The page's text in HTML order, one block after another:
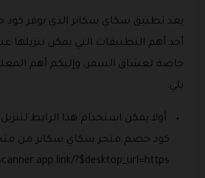
يعد تطبيق سكاي سكانر الذي يوفر
أحد أهم التطبيقات التي يمكن تنزيلها
خاصة لعشاق السفر، وإليكم أهم
يلي:
أولا يمكن استخدام هذا الرابط
كود خصم متجر سكاي سكانر من
?$desktop_url=https.